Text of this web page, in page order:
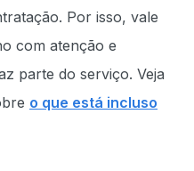
Por isso, vale
com atenção e
parte do serviço. Veja
o que está incluso